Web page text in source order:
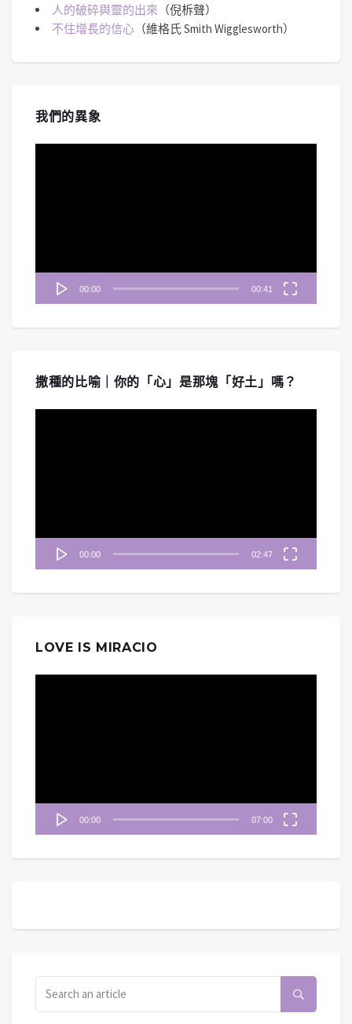
人的破碎與靈的出來 （倪柝聲）
不住增長的信心 （維格氏 Smith Wigglesworth）
我們的異象
00:00 00:41
撒種的比喻｜你的「心」是那塊「好土」嗎？
00:00 02:47
LOVE IS MIRACIO
00:00 07:00